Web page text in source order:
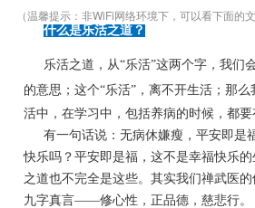
（温馨提示：非WiFi网络环境下，可以看下面的文
什么是乐活之道？
乐活之道，从“乐活”这两个字，我们
的意思； 这个“乐活”，离不开生活；那
活中，在学习中，包括养病的时候，都要
有一句话说：无病休嫌瘦，平安即是
快乐吗？平安即是福，这不是幸福快乐
之道也不完全是这些。其实我们禅武医
九字真言——修心性，正品德，慈悲行。